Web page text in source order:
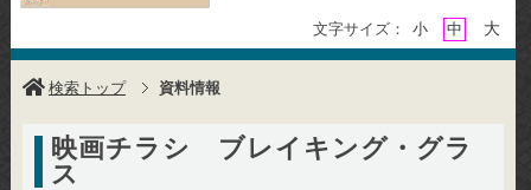
文字サイズ： 小 中 大
検索トップ 資料情報
映画チラシ ブレイキング・グラ
ス